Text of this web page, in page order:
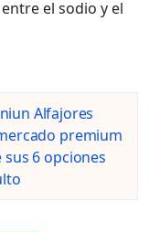
el sodio y el
Alfajores
premium
6 opciones